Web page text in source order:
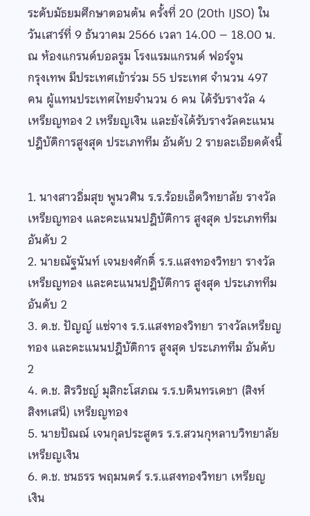
ระดับมัธยมศึกษาตอนต้น ครั้งที่ 20 (20th IJSO) ใน
วันเสาร์ที่ 9 ธันวาคม 2566 เวลา 14.00 – 18.00 น.
ณ ห้องแกรนด์บอลรูม โรงแรมแกรนด์ ฟอร์จูน
กรุงเทพ มีประเทศเข้าร่วม 55 ประเทศ จำนวน 497
คน ผู้แทนประเทศไทยจำนวน 6 คน ได้รับรางวัล 4
เหรียญทอง 2 เหรียญเงิน และยังได้รับรางวัลคะแนน
ปฎิบัติการสูงสุด ประเภททีม อันดับ 2 รายละเอียดดังนี้
1. นางสาวอิ่มสุข พูนวศิน ร.ร.ร้อยเอ็ดวิทยาลัย รางวัล
เหรียญทอง และคะแนนปฎิบัติการ สูงสุด ประเภททีม
อันดับ 2
2. นายณัฐนันท์ เจนยงศักดิ์ ร.ร.แสงทองวิทยา รางวัล
เหรียญทอง และคะแนนปฎิบัติการ สูงสุด ประเภททีม
อันดับ 2
3. ด.ช. ปัญญ์ แซ่จาง ร.ร.แสงทองวิทยา รางวัลเหรียญ
ทอง และคะแนนปฎิบัติการ สูงสุด ประเภททีม อันดับ
2
4. ด.ช. สิรวิชญ์ มุสิกะโสภณ ร.ร.บดินทรเดชา (สิงห์
สิงหเสนี) เหรียญทอง
5. นายปัณณ์ เจนกุลประสูตร ร.ร.สวนกุหลาบวิทยาลัย
เหรียญเงิน
6. ด.ช. ชนธรร พฤมนตร์ ร.ร.แสงทองวิทยา เหรียญ
เงิน